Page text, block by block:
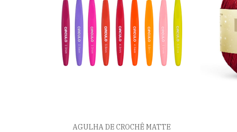
AGULHA DE CROCHÊ MATTE